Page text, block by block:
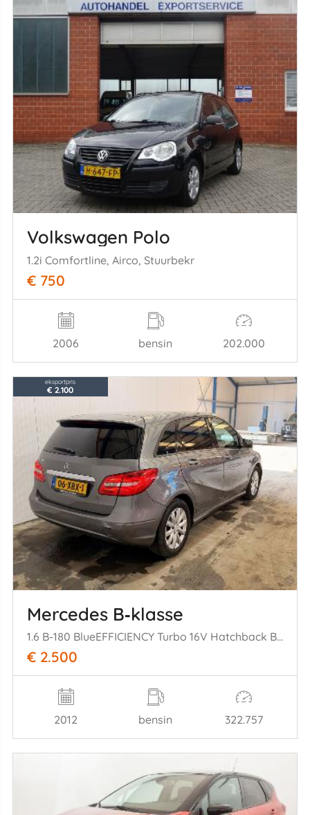
Volkswagen Polo
1.2i Comfortline, Airco, Stuurbekr
€ 750
2006 bensin 202.000
eksportpris
€ 2.100
Mercedes B‑klasse
1.6 B-180 BlueEFFICIENCY Turbo 16V Hatchback Benzine 1.595cc 90kW (122pk) FWD
€ 2.500
2012 bensin 322.757